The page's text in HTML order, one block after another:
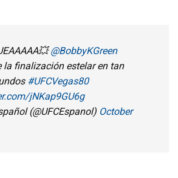
@BobbyKGreen
la finalización estelar en tan
#UFCVegas80
jNKap9GU6g
(@UFCEspanol) October